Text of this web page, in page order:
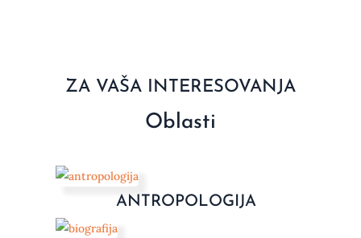
ZA VAŠA INTERESOVANJA
Oblasti
ANTROPOLOGIJA